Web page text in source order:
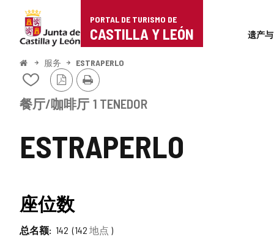
Portal
de
Turismo
Castilla
León
PORTAL DE TURISMO DE
CASTILLA Y LEÓN 遗产
开
始
服务 ESTRAPERLO
ESTRAPERLO
从
的
笔
本
中
除
PDF
版
本
打
印
餐厅/咖啡厅 1 TENEDOR
座位数
总名额 142 142 地点